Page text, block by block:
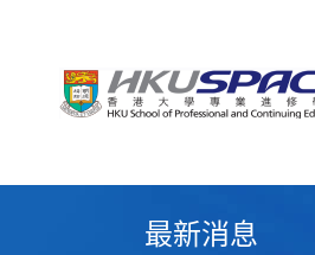
最新消息